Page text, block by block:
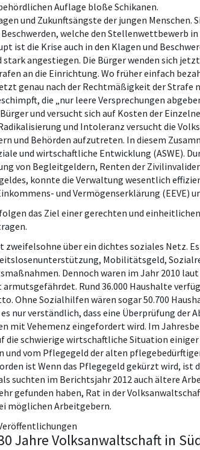
Auflage bloße Schikanen.
und Zukunftsängste der jungen
Beschwerden, welche den Stellenwettbewerb
ist die Krise auch in den Klagen und
angestiegen. Die Bürger wenden sich
an die Einrichtung. Wo früher einfach
genau nach der Rechtmäßigkeit der Strafe
die „nur leere Versprechungen
und versucht sich auf Kosten der
und Intoleranz versucht die
und Behörden aufzutreten. In diesem
und wirtschaftliche Entwicklung (ASWE).
von Begleitgeldern, Renten der
konnte die Verwaltung wesentlich
und Vermögenserklärung (EEVE)
das Ziel einer gerechten und
zweifelsohne über ein dichtes soziales Netz.
Mobilitätsgeld,
Dennoch waren im Jahr 2010
armutsgefährdet. Rund 36.000 Haushalte
Ohne Sozialhilfen wären sogar 50.700
nur verständlich, dass eine Überprüfung der
mit Vehemenz eingefordert wird. Im
die schwierige wirtschaftliche Situation
und vom Pflegegeld der alten
ist Wenn das Pflegegeld gekürzt wird, ist
suchten im Berichtsjahr 2012 auch ältere
gefunden haben, Rat in der
möglichen Arbeitgebern.
Jahre Volksanwaltschaft in